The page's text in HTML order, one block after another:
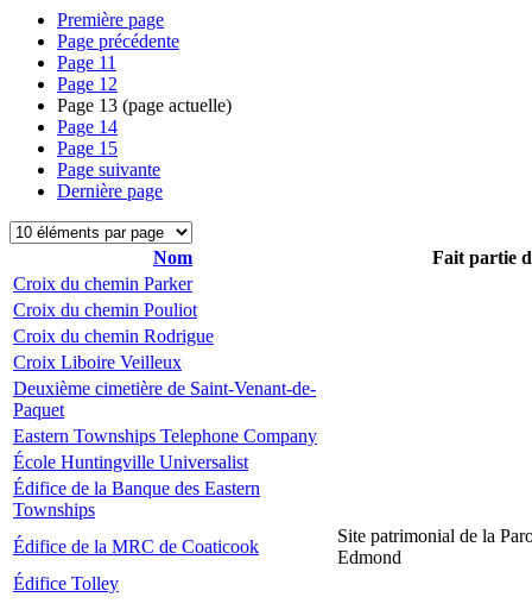
Première page
Page précédente
Page 11
Page 12
Page 13 (page actuelle)
Page 14
Page 15
Page suivante
Dernière page
Nom
Fait partie
Croix du chemin Parker
Croix du chemin Pouliot
Croix du chemin Rodrigue
Croix Liboire Veilleux
Deuxième cimetière de Saint-Venant-de-
Paquet
Eastern Townships Telephone Company
École Huntingville Universalist
Édifice de la Banque des Eastern
Townships
Édifice de la MRC de Coaticook
Site patrimonial de la
Edmond
Édifice Tolley